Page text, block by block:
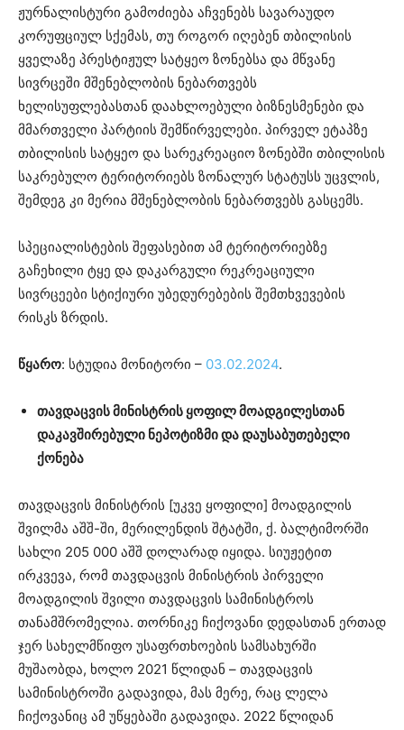
ჟურნალისტური გამოძიება აჩვენებს სავარაუდო
კორუფციულ სქემას, თუ როგორ იღებენ თბილისის
ყველაზე პრესტიჟულ სატყეო ზონებსა და მწვანე
სივრცეში მშენებლობის ნებართვებს
ხელისუფლებასთან დაახლოებული ბიზნესმენები და
მმართველი პარტიის შემწირველები. პირველ ეტაპზე
თბილისის სატყეო და სარეკრეაციო ზონებში თბილისის
საკრებულო ტერიტორიებს ზონალურ სტატუსს უცვლის,
შემდეგ კი მერია მშენებლობის ნებართვებს გასცემს.
სპეციალისტების შეფასებით ამ ტერიტორიებზე
გაჩეხილი ტყე და დაკარგული რეკრეაციული
სივრცეები სტიქიური უბედურებების შემთხვევების
რისკს ზრდის.
წყარო: სტუდია მონიტორი – 03.02.2024.
თავდაცვის მინისტრის ყოფილ მოადგილესთან
დაკავშირებული ნეპოტიზმი და დაუსაბუთებელი
ქონება
თავდაცვის მინისტრის [უკვე ყოფილი] მოადგილის
შვილმა აშშ-ში, მერილენდის შტატში, ქ. ბალტიმორში
სახლი 205 000 აშშ დოლარად იყიდა. სიუჟეტით
ირკვევა, რომ თავდაცვის მინისტრის პირველი
მოადგილის შვილი თავდაცვის სამინისტროს
თანამშრომელია. თორნიკე ჩიქოვანი დედასთან ერთად
ჯერ სახელმწიფო უსაფრთხოების სამსახურში
მუშაობდა, ხოლო 2021 წლიდან – თავდაცვის
სამინისტროში გადავიდა, მას მერე, რაც ლელა
ჩიქოვანიც ამ უწყებაში გადავიდა. 2022 წლიდან